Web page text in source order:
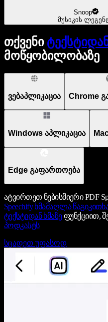
Snoop
მუსიკის
თქვენი
მოწყობილობაზე
ვებაპლიკაცია Chrome
Windows აპლიკაცია
Edge გაფართოება
ატვირთეთ ნებისმიერი PDF
Speechify ხმამაღლა
ტექსტიდან ხმაზეფუნქციით,
პოდკასტს
სცადეთ უფასოდ